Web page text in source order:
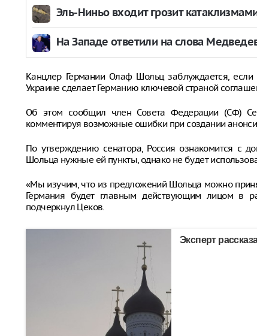
Эль-Ниньо входит грозит
На Западе ответили на слова
Канцлер Германии Олаф Шольц заблуждается,
Украине сделает Германию ключевой страной
Об этом сообщил член Совета Федерации (СФ)
комментируя возможные ошибки при создании
По утверждению сенатора, Россия ознакомится с
Шольца нужные ей пункты, однако не будет
«Мы изучим, что из предложений Шольца можно
Германия будет главным действующим лицом в
подчеркнул Цеков.
Эксперт